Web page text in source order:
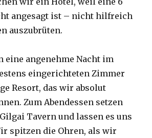
angesagt ist – nicht hilfreich
auszubrüten.
eine angenehme Nacht im
eingerichteten Zimmer
Resort, das wir absolut
Zum Abendessen setzen
Tavern und lassen es uns
spitzen die Ohren, als wir